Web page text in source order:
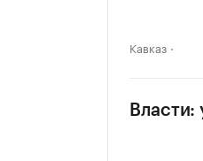
Кавказ
Власти: